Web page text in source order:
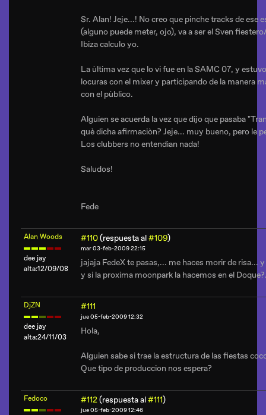
Sr. Alan! Jeje...! No creo que pinche tracks de ese
(alguno puede meter, ojo), va a ser el Sven
Ibiza calculo yo.
La ùltima vez que lo vi fue en la SAMC 07, y
locuras con el mixer y participando de la manera
con el pùblico.
Alguien se acuerda la vez que dijo que pasaba
què dicha afirmaciòn? Jeje... muy bueno, pero le
Los clubbers no entendìan nada!
Saludos!
Fede
Alan Woods
dee jay
alta:12/09/08
#110(respuesta al#109)
mar 03-feb-2009 22:15
jajaja FedeX te pasas,... me haces morir de risa...
y si la proxima moonpark la hacemos en el
DjZN
dee jay
alta:24/11/03
#111
jue 05-feb-2009 12:32
Hola,
Alguien sabe si trae la estructura de las fiestas
Que tipo de produccion nos espera?
Fedoco #112(respuesta al#111)
jue 05-feb-2009 12:46